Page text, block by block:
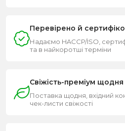
Перевірено й
Надаємо HACCP/ISO,
та в найкоротші терміни
Свіжість-преміум щодня
Поставка щодня, вхідний
чек-листи свіжості